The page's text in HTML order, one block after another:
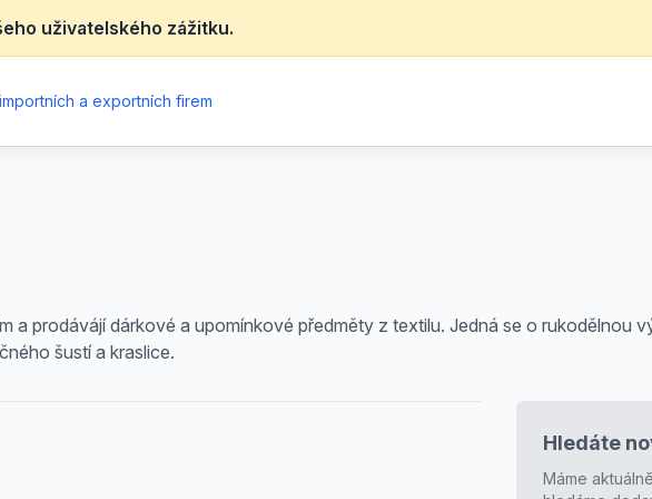
uživatelského zážitku.
a exportních firem
a prodávájí dárkové a upomínkové předměty z textilu. Jedná se o rukodělnou
šustí a kraslice.
Hledáte
Máme